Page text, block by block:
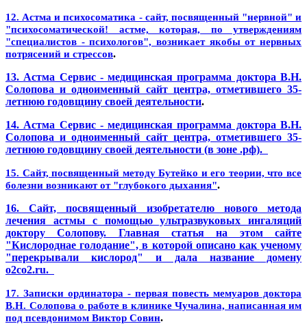
12. Астма и психосоматика - сайт, посвященный "нервной" и
"психосоматической! астме, которая, по утверждениям
"специалистов - психологов", возникает якобы от нервных
потрясений и стрессов.
13. Астма Сервис - медицинская программа доктора В.Н.
Солопова и одноименный сайт центра, отметившего 35-
летнюю годовщину своей деятельности.
14. Астма Сервис - медицинская программа доктора В.Н.
Солопова и одноименный сайт центра, отметившего 35-
летнюю годовщину своей деятельности (в зоне .рф).
15. Сайт, посвященный методу Бутейко и его теории, что все
болезни возникают от "глубокого дыхания".
16. Сайт, посвященный изобретателю нового метода
лечения астмы с помощью ультразвуковых ингаляций
доктору Солопову. Главная статья на этом сайте
"Кислороднае голодание", в которой описано как ученому
"перекрывали кислород" и дала название домену
o2co2.ru.
17. Записки ординатора - первая повесть мемуаров доктора
В.Н. Солопова о работе в клинике Чучалина, написанная им
под псевдонимом Виктор Совин.